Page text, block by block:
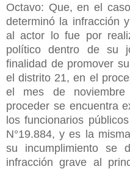
Octavo: Que, en el
determinó la infracción
al actor lo fue por
político dentro de su
finalidad de promover
el distrito 21, en el
el mes de
proceder se encuentra
los funcionarios
N°19.884, y es la
su incumplimiento se
infracción grave al